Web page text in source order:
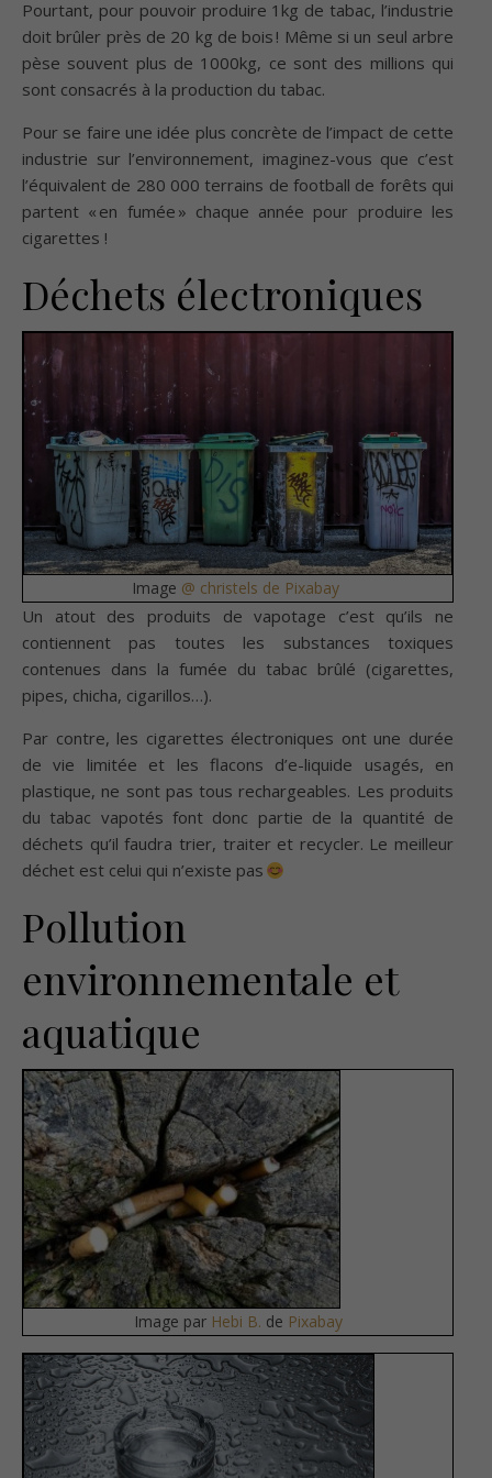
Pourtant, pour pouvoir produire 1kg de tabac, l’industrie
doit brûler près de 20 kg de bois ! Même si un seul arbre
pèse souvent plus de 1000kg, ce sont des millions qui
sont consacrés à la production du tabac.
Pour se faire une idée plus concrète de l’impact de cette
industrie sur l’environnement, imaginez-vous que c’est
l’équivalent de 280 000 terrains de football de forêts qui
partent « en fumée » chaque année pour produire les
cigarettes !
Déchets électroniques
Image @ christels de Pixabay
Un atout des produits de vapotage c’est qu’ils ne
contiennent pas toutes les substances toxiques
contenues dans la fumée du tabac brûlé (cigarettes,
pipes, chicha, cigarillos…).
Par contre, les cigarettes électroniques ont une durée
de vie limitée et les flacons d’e-liquide usagés, en
plastique, ne sont pas tous rechargeables. Les produits
du tabac vapotés font donc partie de la quantité de
déchets qu’il faudra trier, traiter et recycler. Le meilleur
déchet est celui qui n’existe pas
Pollution
environnementale et
aquatique
Image par Hebi B. de Pixabay